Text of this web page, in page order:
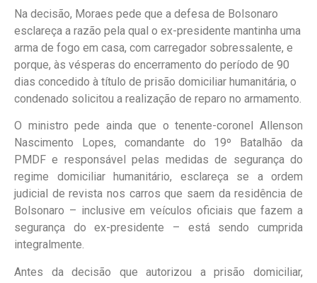
Na decisão, Moraes pede que a defesa de Bolsonaro
esclareça a razão pela qual o ex-presidente mantinha uma
arma de fogo em casa, com carregador sobressalente, e
porque, às vésperas do encerramento do período de 90
dias concedido à título de prisão domiciliar humanitária, o
condenado solicitou a realização de reparo no armamento.
O ministro pede ainda que o tenente-coronel Allenson
Nascimento Lopes, comandante do 19º Batalhão da
PMDF e responsável pelas medidas de segurança do
regime domiciliar humanitário, esclareça se a ordem
judicial de revista nos carros que saem da residência de
Bolsonaro – inclusive em veículos oficiais que fazem a
segurança do ex-presidente – está sendo cumprida
integralmente.
Antes da decisão que autorizou a prisão domiciliar,